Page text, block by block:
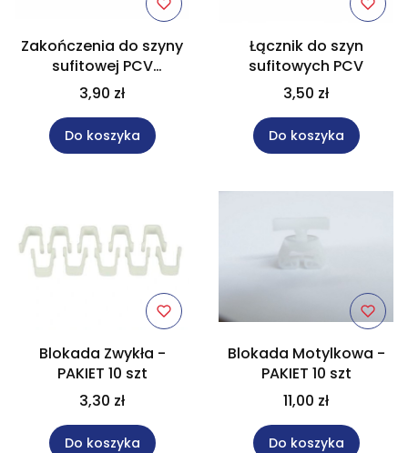
Zakończenia do szyny
sufitowej PCV
3,90 zł
Do koszyka
Łącznik do szyn
sufitowych PCV
3,50 zł
Do koszyka
Blokada Zwykła -
PAKIET 10 szt
3,30 zł
Do koszyka
Blokada Motylkowa -
PAKIET 10 szt
11,00 zł
Do koszyka